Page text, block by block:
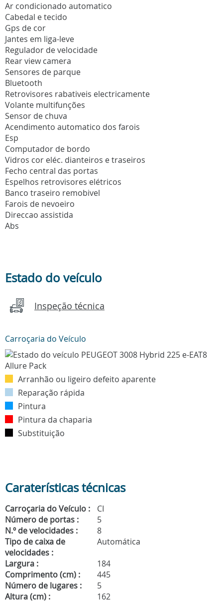
Ar condicionado automatico
Cabedal e tecido
Gps de cor
Jantes em liga-leve
Regulador de velocidade
Rear view camera
Sensores de parque
Bluetooth
Retrovisores rabativeis electricamente
Volante multifunções
Sensor de chuva
Acendimento automatico dos farois
Esp
Computador de bordo
Vidros cor eléc. dianteiros e traseiros
Fecho central das portas
Espelhos retrovisores elétricos
Banco traseiro remobivel
Farois de nevoeiro
Direccao assistida
Abs
Estado do veículo
Inspeção técnica
Carroçaria do Veículo
Arranhão ou ligeiro defeito aparente
Reparação rápida
Pintura
Pintura da chaparia
Substituição
Caraterísticas técnicas
Carroçaria do Veículo :
CI
Número de portas :
5
N.º de velocidades :
8
Tipo de caixa de
velocidades :
Automática
Largura :
184
Comprimento (cm) :
445
Número de lugares :
5
Altura (cm) :
162